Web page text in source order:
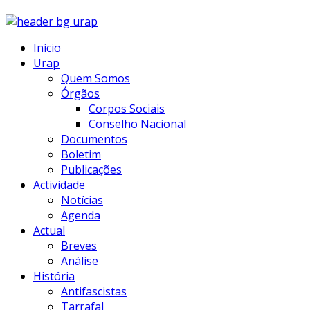
Início
Urap
Quem Somos
Órgãos
Corpos Sociais
Conselho Nacional
Documentos
Boletim
Publicações
Actividade
Notícias
Agenda
Actual
Breves
Análise
História
Antifascistas
Tarrafal